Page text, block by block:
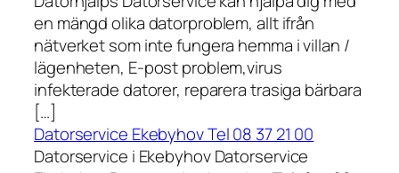
en mängd olika datorproblem, allt ifrån
nätverket som inte fungera hemma i villan /
lägenheten, E-post problem,virus
infekterade datorer, reparera trasiga bärbara
[…]
Datorservice Ekebyhov Tel 08 37 21 00
Datorservice i Ekebyhov Datorservice